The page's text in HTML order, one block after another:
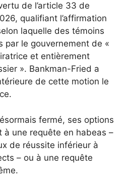
de l’article 33 de
qualifiant l’affirmation
laquelle des témoins
par le gouvernement de «
et entièrement
». Bankman-Fried a
de cette motion le
fermé, ses options
à une requête en habeas –
de réussite inférieur à
– ou à une requête